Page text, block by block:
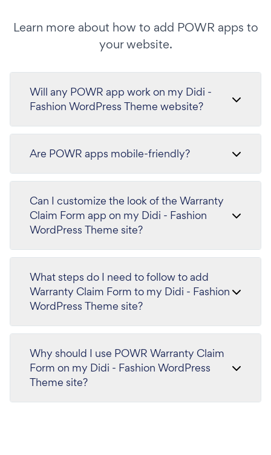
Learn more about how to add POWR apps to
your website.
Will any POWR app work on my Didi -
Fashion WordPress Theme website?
Are POWR apps mobile-friendly?
Can I customize the look of the Warranty
Claim Form app on my Didi - Fashion
WordPress Theme site?
What steps do I need to follow to add
Warranty Claim Form to my Didi - Fashion
WordPress Theme site?
Why should I use POWR Warranty Claim
Form on my Didi - Fashion WordPress
Theme site?